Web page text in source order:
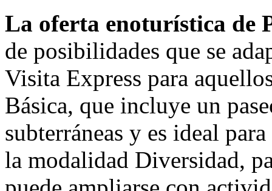
La oferta enoturística de
de posibilidades que se
Visita Express para
Básica, que incluye un
subterráneas y es ideal
la modalidad Diversidad,